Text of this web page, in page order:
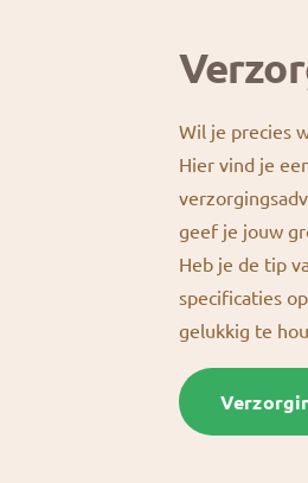
Wil je precies
Hier vind je
geef je jouw
Heb je de tip
specificaties
gelukkig te